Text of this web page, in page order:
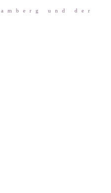
und der